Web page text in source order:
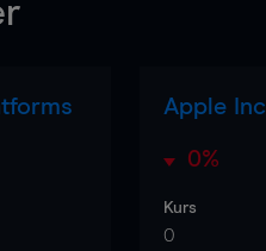
Apple Inc
0%
Kurs
0